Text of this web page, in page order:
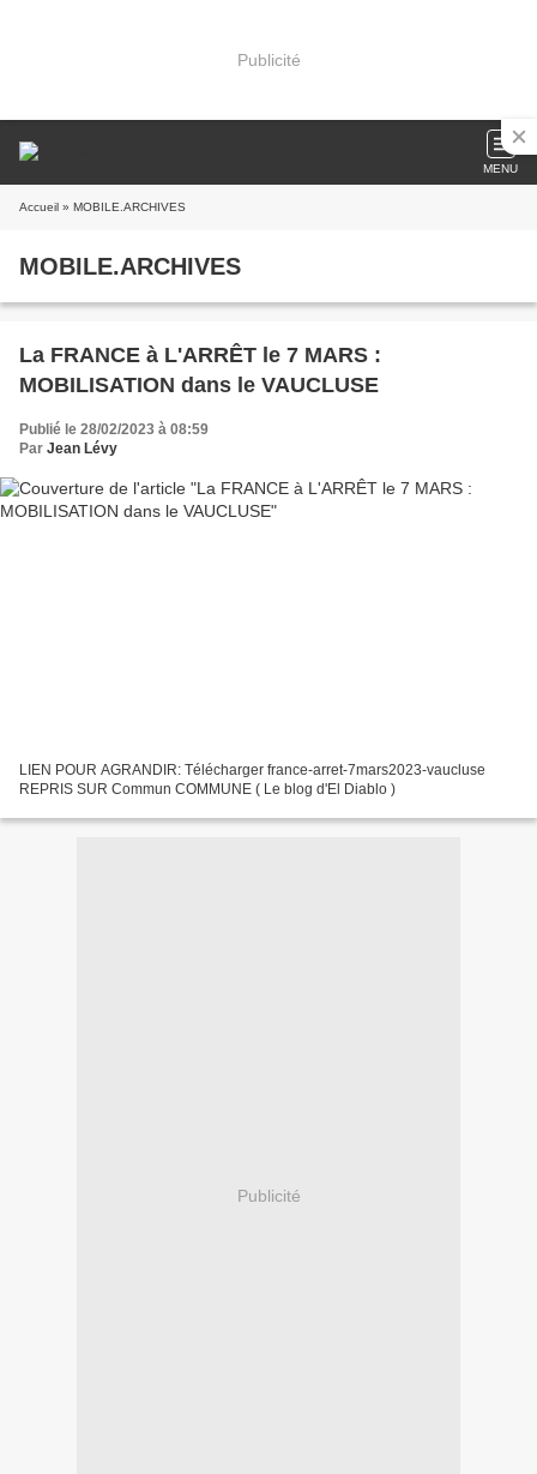
Publicité
MENU
Accueil » MOBILE.ARCHIVES
MOBILE.ARCHIVES
La FRANCE à L'ARRÊT le 7 MARS :
MOBILISATION dans le VAUCLUSE
Publié le 28/02/2023 à 08:59
Par Jean Lévy
LIEN POUR AGRANDIR: Télécharger france-arret-7mars2023-vaucluse
REPRIS SUR Commun COMMUNE ( Le blog d'El Diablo )
Publicité